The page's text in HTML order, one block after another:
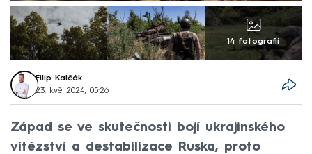
14 fotografií
Filip Kalčák
23. kvě 2024, 05:26
Západ se ve skutečnosti bojí ukrajinského
vítězství a destabilizace Ruska, proto